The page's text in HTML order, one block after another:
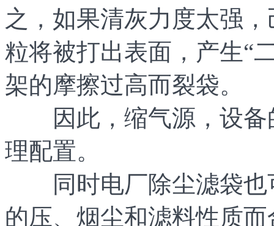
之，如果清灰力度太强
粒将被打出表面，产生“
架的摩擦过高而裂袋。
因此，缩气源，设备
理配置。
同时电厂除尘滤袋也
的压、烟尘和滤料性质